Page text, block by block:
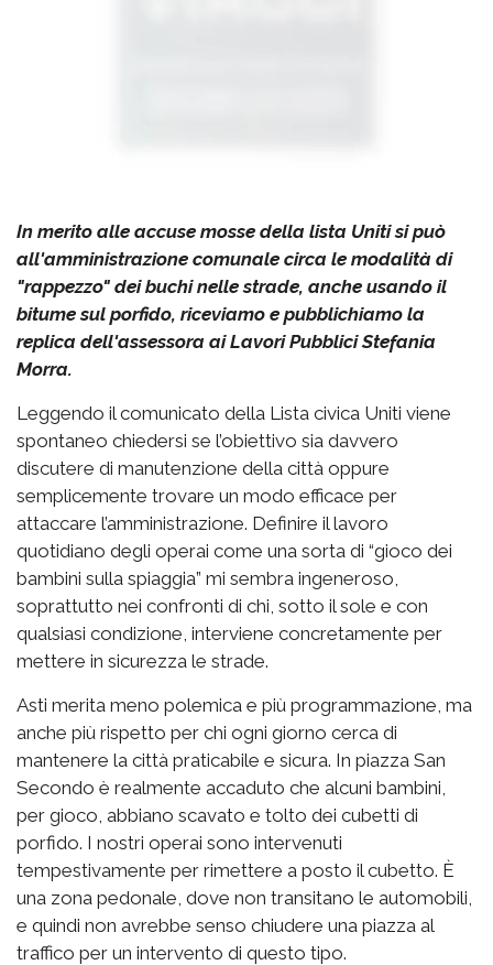
In merito alle accuse mosse della lista Uniti si può
all'amministrazione comunale circa le modalità di
"rappezzo" dei buchi nelle strade, anche usando il
bitume sul porfido, riceviamo e pubblichiamo la
replica dell'assessora ai Lavori Pubblici Stefania
Morra.
Leggendo il comunicato della Lista civica Uniti viene
spontaneo chiedersi se l’obiettivo sia davvero
discutere di manutenzione della città oppure
semplicemente trovare un modo efficace per
attaccare l’amministrazione. Definire il lavoro
quotidiano degli operai come una sorta di “gioco dei
bambini sulla spiaggia” mi sembra ingeneroso,
soprattutto nei confronti di chi, sotto il sole e con
qualsiasi condizione, interviene concretamente per
mettere in sicurezza le strade.
Asti merita meno polemica e più programmazione, ma
anche più rispetto per chi ogni giorno cerca di
mantenere la città praticabile e sicura. In piazza San
Secondo è realmente accaduto che alcuni bambini,
per gioco, abbiano scavato e tolto dei cubetti di
porfido. I nostri operai sono intervenuti
tempestivamente per rimettere a posto il cubetto. È
una zona pedonale, dove non transitano le automobili,
e quindi non avrebbe senso chiudere una piazza al
traffico per un intervento di questo tipo.